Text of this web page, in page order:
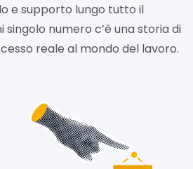
e supporto lungo tutto il
numero c’è una storia di
reale al mondo del lavoro.